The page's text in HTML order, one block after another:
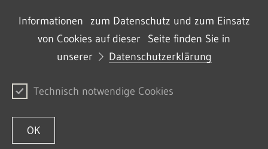
Informationen zum Datenschutz und zum Einsatz
von Cookies auf dieser Seite finden Sie in
unserer
Datenschutzerklärung
Technisch notwendige Cookies
OK